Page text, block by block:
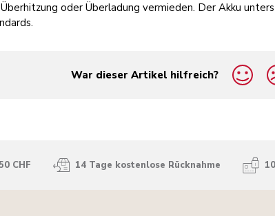
Überhitzung oder Überladung vermieden. Der Akku
War dieser Artikel hilfreich?
yes
no
CHF 14 Tage kostenlose Rücknahme